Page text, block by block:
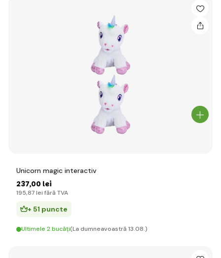
Unicorn magic interactiv
237,00 lei
195,87 lei fără TVA
+ 51 puncte
Ultimele 2 bucăți(La dumneavoastră 13.08.)